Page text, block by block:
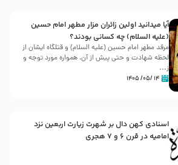
آیا میدانید اولین زائران مزار مطهر امام حسین
(علیه السلام) چه کسانی بودند؟
مرقد مطهر امام حسین (علیه السلام) و قتلگاه ایشان از
لحظه شهادت و حتی پیش از آن، همواره مورد توجه و
ز...
۱۴ /۰۵/ ۱۴۰۵
اسنادی کهن دال بر شهرت زیارت اربعین نزد
امامیه در قرن ۶ و ۷ هجری